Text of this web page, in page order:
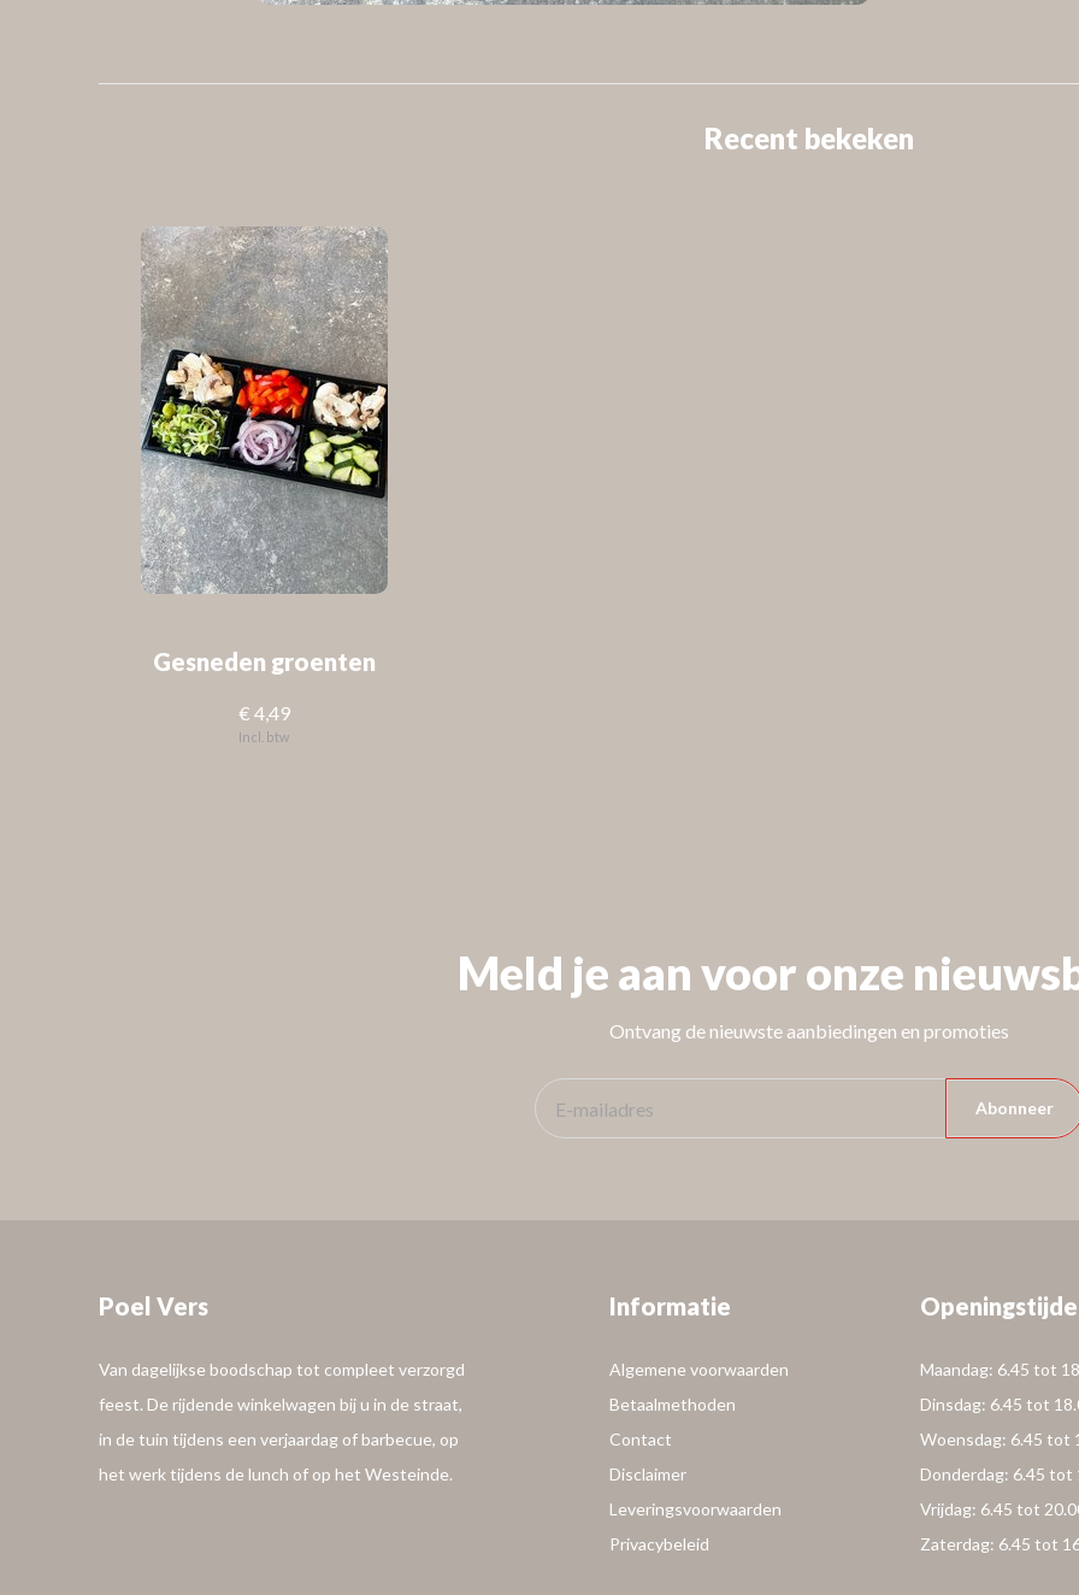
Recent bekeken
Gesneden groenten
€ 4,49
Incl. btw
Meld je aan voor onze
Ontvang de nieuwste aanbiedingen en promoties
Abonneer
Poel Vers
Van dagelijkse boodschap tot compleet verzorgd
feest. De rijdende winkelwagen bij u in de straat,
in de tuin tijdens een verjaardag of barbecue, op
het werk tijdens de lunch of op het Westeinde.
Informatie
Algemene voorwaarden
Betaalmethoden
Contact
Disclaimer
Leveringsvoorwaarden
Privacybeleid
Maandag: 6.45 tot
Dinsdag: 6.45 tot
Woensdag: 6.45 tot
Donderdag: 6.45 tot
Vrijdag: 6.45 tot
Zaterdag: 6.45 tot